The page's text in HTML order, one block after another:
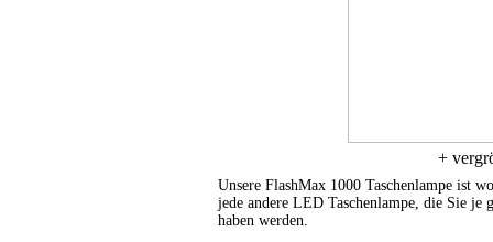
+
Unsere FlashMax 1000 Taschenlampe ist
jede andere LED Taschenlampe, die Sie je
haben werden.